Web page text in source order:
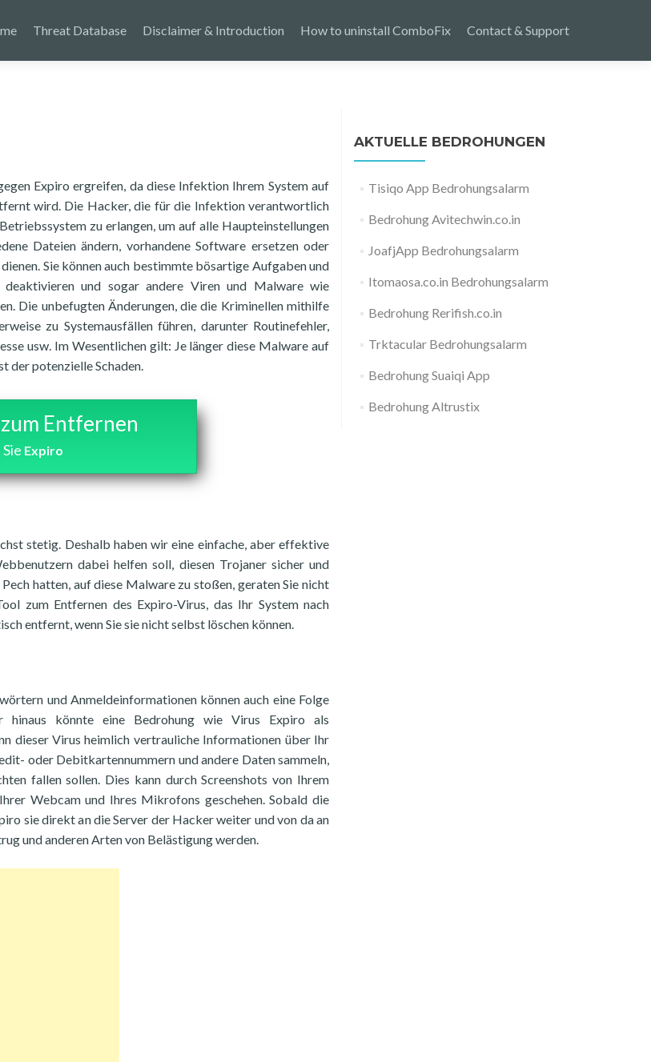
Threat Database Disclaimer & Introduction How to uninstall ComboFix Contact & Support
Expiro ergreifen, da diese Infektion Ihrem System auf
wird. Die Hacker, die für die Infektion verantwortlich
zu erlangen, um auf alle Haupteinstellungen
Dateien ändern, vorhandene Software ersetzen oder
Sie können auch bestimmte bösartige Aufgaben und
und sogar andere Viren und Malware wie
Die unbefugten Änderungen, die die Kriminellen mithilfe
zu Systemausfällen führen, darunter Routinefehler,
usw. Im Wesentlichen gilt: Je länger diese Malware auf
der potenzielle Schaden.
Entfernen
Expiro
stetig. Deshalb haben wir eine einfache, aber effektive
dabei helfen soll, diesen Trojaner sicher und
hatten, auf diese Malware zu stoßen, geraten Sie nicht
zum Entfernen des Expiro-Virus, das Ihr System nach
entfernt, wenn Sie sie nicht selbst löschen können.
und Anmeldeinformationen können auch eine Folge
könnte eine Bedrohung wie Virus Expiro als
dieser Virus heimlich vertrauliche Informationen über Ihr
oder Debitkartennummern und andere Daten sammeln,
fallen sollen. Dies kann durch Screenshots von Ihrem
Webcam und Ihres Mikrofons geschehen. Sobald die
sie direkt an die Server der Hacker weiter und von da an
und anderen Arten von Belästigung werden.
AKTUELLE BEDROHUNGEN
Tisiqo App Bedrohungsalarm
Bedrohung Avitechwin.co.in
JoafjApp Bedrohungsalarm
Itomaosa.co.in Bedrohungsalarm
Bedrohung Rerifish.co.in
Trktacular Bedrohungsalarm
Bedrohung Suaiqi App
Bedrohung Altrustix